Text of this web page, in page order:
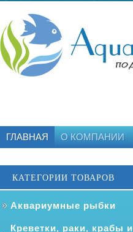
ГЛАВНАЯ О КОМПАНИИ
КАТЕГОРИИ ТОВАРОВ
Аквариумные рыбки
Креветки, раки, крабы и